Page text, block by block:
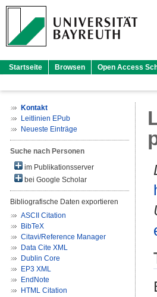
Startseite Browsen Open Access
Kontakt
Leitlinien EPub
Neueste Einträge
Suche nach Personen
im Publikationsserver
bei Google Scholar
Bibliografische Daten exportieren
ASCII Citation
BibTeX
Citavi/Reference Manager
Data Cite XML
Dublin Core
EP3 XML
EndNote
HTML Citation